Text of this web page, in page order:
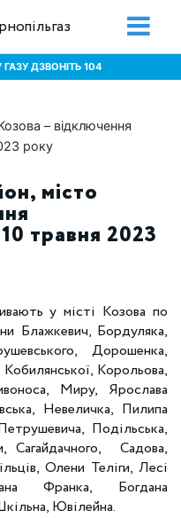
ДЗВОНІТЬ 104
місто
травня 2023
у місті Козова по
Блажкевич, Бордуляка,
Дорошенка,
Корольова,
Миру, Ярослава
Невеличка, Пилипа
Подільська,
Сагайдачного, Садова,
Олени Теліги, Лесі
Франка, Богдана
Ювілейна.